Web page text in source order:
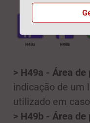
> H49a - Área
indicação de um
utilizado em
> H49b - Área